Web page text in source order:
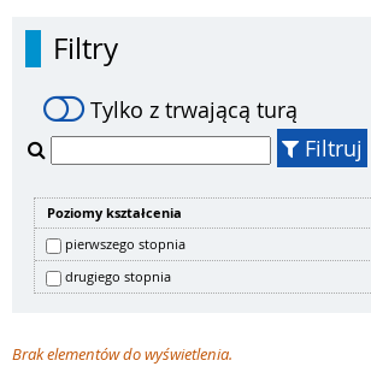
Filtry
Tylko z trwającą turą
Filtruj
Poziomy kształcenia
pierwszego stopnia
drugiego stopnia
Brak elementów do wyświetlenia.